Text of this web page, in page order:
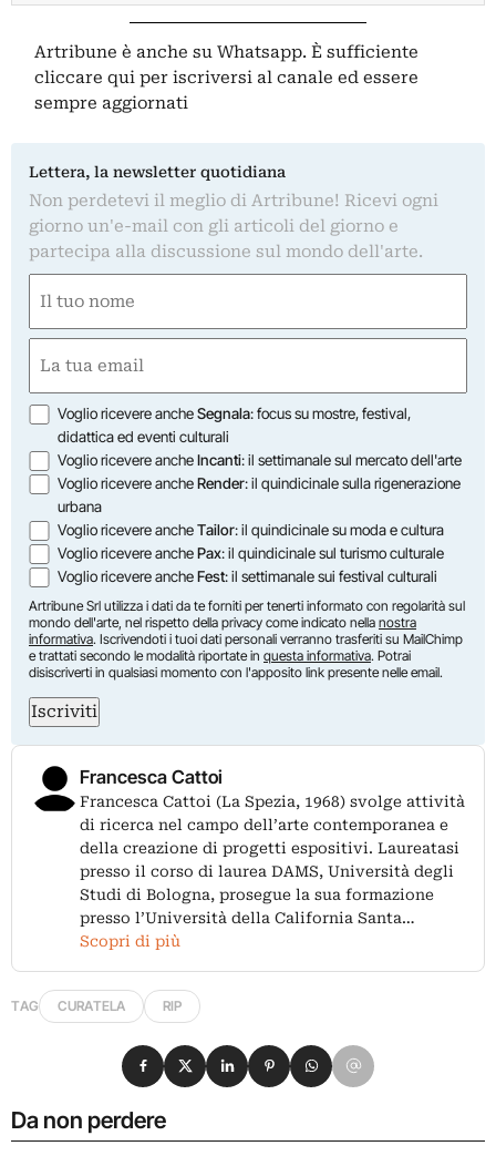
Artribune è anche su Whatsapp. È sufficiente
cliccare qui per iscriversi al canale ed essere
sempre aggiornati
Lettera, la newsletter quotidiana
Non perdetevi il meglio di Artribune! Ricevi ogni
giorno un'e-mail con gli articoli del giorno e
partecipa alla discussione sul mondo dell'arte.
(Obbligatorio)
Nome
(Obbligatorio)
Opzioni
Voglio ricevere ancheSegnala: focus su mostre, festival,
didattica ed eventi culturali
Voglio ricevere ancheIncanti: il settimanale sul mercato dell'arte
Voglio ricevere ancheRender: il quindicinale sulla rigenerazione
urbana
Voglio ricevere ancheTailor: il quindicinale su moda e cultura
Voglio ricevere anchePax: il quindicinale sul turismo culturale
Voglio ricevere ancheFest: il settimanale sui festival culturali
Artribune Srl utilizza i dati da te forniti per tenerti informato con regolarità sul
mondo dell'arte, nel rispetto della privacy come indicato nella nostra
informativa. Iscrivendoti i tuoi dati personali verranno trasferiti su MailChimp
e trattati secondo le modalità riportate in questa informativa. Potrai
disiscriverti in qualsiasi momento con l'apposito link presente nelle email.
Iscriviti
Francesca Cattoi
Francesca Cattoi (La Spezia, 1968) svolge attività
di ricerca nel campo dell’arte contemporanea e
della creazione di progetti espositivi. Laureatasi
presso il corso di laurea DAMS, Università degli
Studi di Bologna, prosegue la sua formazione
presso l’Università della California Santa…
Scopri di più
TAG CURATELA RIP
Da non perdere
Condividi su Facebook
Condividi su X
Condividi su LinkedIn
Condividi su Pinterest
Condividi su WhatsApp
Condividi su Email